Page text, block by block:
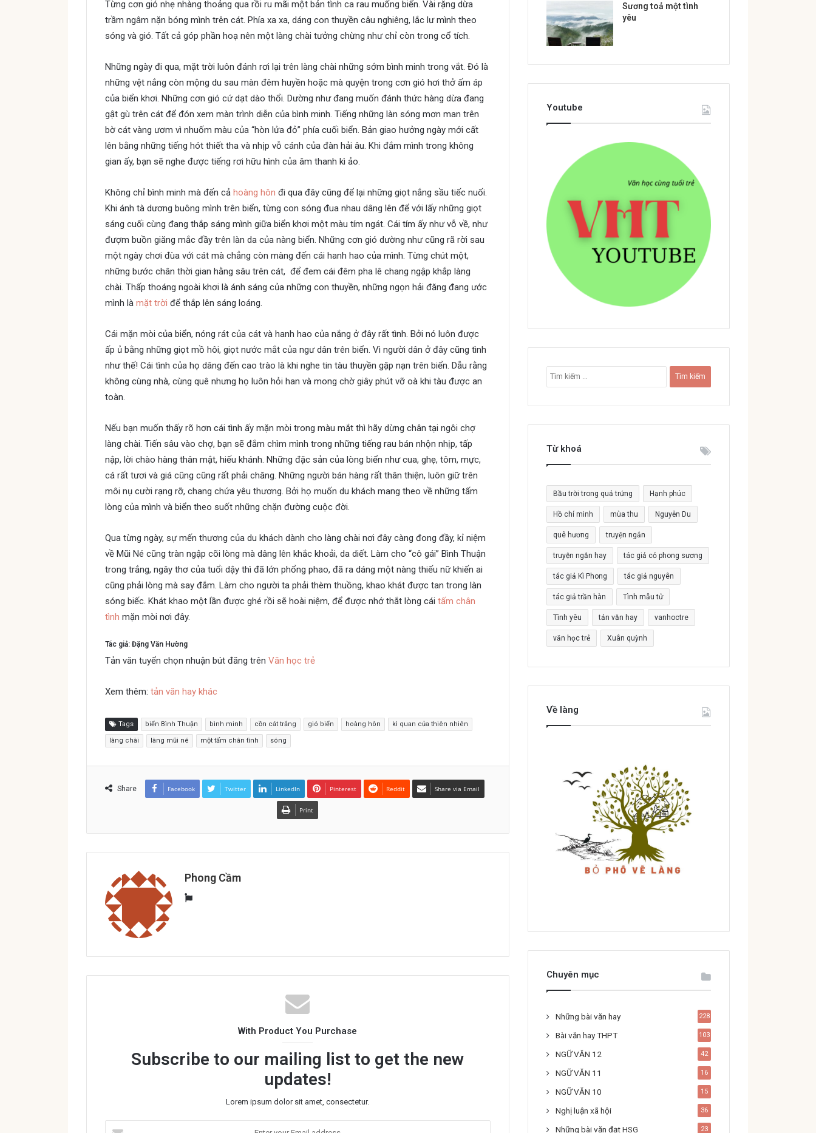
Từng cơn gió nhẹ nhàng thoảng qua rồi ru mãi một bản tình ca rau muống biển. Vài rặng dừa
trầm ngâm nặn bóng mình trên cát. Phía xa xa, dáng con thuyền câu nghiêng, lắc lư mình theo
sóng và gió. Tất cả góp phần hoạ nên một làng chài tưởng chừng như chỉ còn trong cổ tích.
Những ngày đi qua, mặt trời luôn đánh rơi lại trên làng chài những sớm bình minh trong vắt. Đó là
những vệt nắng còn mộng du sau màn đêm huyền hoặc mà quyện trong cơn gió hơi thở ấm áp
của biển khơi. Những cơn gió cứ dạt dào thổi. Dường như đang muốn đánh thức hàng dừa đang
gật gù trên cát để đón xem màn trình diễn của bình minh. Tiếng những làn sóng mơn man trên
bờ cát vàng ươm vì nhuốm màu của “hòn lửa đỏ” phía cuối biển. Bản giao hưởng ngày mới cất
lên bằng những tiếng hót thiết tha và nhịp vỗ cánh của đàn hải âu. Khi đắm mình trong không
gian ấy, bạn sẽ nghe được tiếng rơi hữu hình của âm thanh kì ảo.
Không chỉ bình minh mà đến cả hoàng hôn đi qua đây cũng để lại những giọt nắng sầu tiếc nuối.
Khi ánh tà dương buông mình trên biển, từng con sóng đua nhau dâng lên để với lấy những giọt
sáng cuối cùng đang thắp sáng mình giữa biển khơi một màu tím ngát. Cái tím ấy như vỗ về, như
đượm buồn giăng mắc đầy trên làn da của nàng biển. Những cơn gió dường như cũng rã rời sau
một ngày chơi đùa với cát mà chẳng còn màng đến cái hanh hao của mình. Từng chút một,
những bước chân thời gian hằng sâu trên cát, để đem cái đêm pha lê chang ngập khắp làng
chài. Thấp thoáng ngoài khơi là ánh sáng của những con thuyền, những ngọn hải đăng đang ước
mình là mặt trời để thắp lên sáng loáng.
Cái mặn mòi của biển, nóng rát của cát và hanh hao của nắng ở đây rất tình. Bởi nó luôn được
ấp ủ bằng những giọt mồ hôi, giọt nước mắt của ngư dân trên biển. Vì người dân ở đây cũng tình
như thế! Cái tình của họ dâng đến cao trào là khi nghe tin tàu thuyền gặp nạn trên biển. Dẫu rằng
không cùng nhà, cùng quê nhưng họ luôn hỏi han và mong chờ giây phút vỡ oà khi tàu được an
toàn.
Nếu bạn muốn thấy rõ hơn cái tình ấy mặn mòi trong màu mắt thì hãy dừng chân tại ngôi chợ
làng chài. Tiến sâu vào chợ, bạn sẽ đắm chìm mình trong những tiếng rau bán nhộn nhịp, tấp
nập, lời chào hàng thân mật, hiếu khánh. Những đặc sản của lòng biển như cua, ghẹ, tôm, mực,
cá rất tươi và giá cũng cũng rất phải chăng. Những người bán hàng rất thân thiện, luôn giữ trên
môi nụ cười rạng rỡ, chang chứa yêu thương. Bởi họ muốn du khách mang theo về những tấm
lòng của mình và biển theo suốt những chặn đường cuộc đời.
Qua từng ngày, sự mến thương của du khách dành cho làng chài nơi đây càng đong đầy, kỉ niệm
về Mũi Né cũng tràn ngập cõi lòng mà dâng lên khắc khoải, da diết. Làm cho “cô gái” Bình Thuận
trong trắng, ngây thơ của tuổi dậy thì đã lớn phổng phao, đã ra dáng một nàng thiếu nữ khiến ai
cũng phải lòng mà say đắm. Làm cho người ta phải thèm thuồng, khao khát được tan trong làn
sóng biếc. Khát khao một lần được ghé rồi sẽ hoài niệm, để được nhớ thắt lòng cái tấm chân
tình mặn mòi nơi đây.
Tác giả: Đặng Văn Hường
Tản văn tuyển chọn nhuận bút đăng trên Văn học trẻ
Xem thêm: tản văn hay khác
Tags biển Bình Thuận bình minh cồn cát trắng gió biển hoàng hôn kì quan của thiên nhiên
làng chài làng mũi né một tấm chân tình sóng
Share Facebook Twitter LinkedIn Pinterest Reddit Share via Email
Print
Phong Cầm
e
With Product You Purchase
Subscribe to our mailing list to get the new
updates!
Lorem ipsum dolor sit amet, consectetur.
Sương toả một tình
yêu
Youtube
ì
i
c
o
:
Từ khoá
Bầu trời trong quả trứng Hạnh phúc
Hồ chí minh mùa thu Nguyễn Du
quê hương truyện ngắn
truyện ngắn hay tác giả cỏ phong sương
tác giả Kì Phong tác giả nguyên
tác giả trần hàn Tình mẫu tử
Tình yêu tản văn hay vanhoctre
văn học trẻ Xuân quỳnh
Về làng
Chuyên mục
Những bài văn hay 228
Bài văn hay THPT 103
NGỮ VĂN 12 42
NGỮ VĂN 11 16
NGỮ VĂN 10 15
Nghị luận xã hội 36
Những bài văn đạt HSG 23